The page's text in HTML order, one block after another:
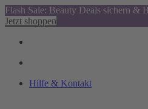
Flash Sale: Beauty Deals sichern &
Jetzt shoppen
Hilfe & Kontakt